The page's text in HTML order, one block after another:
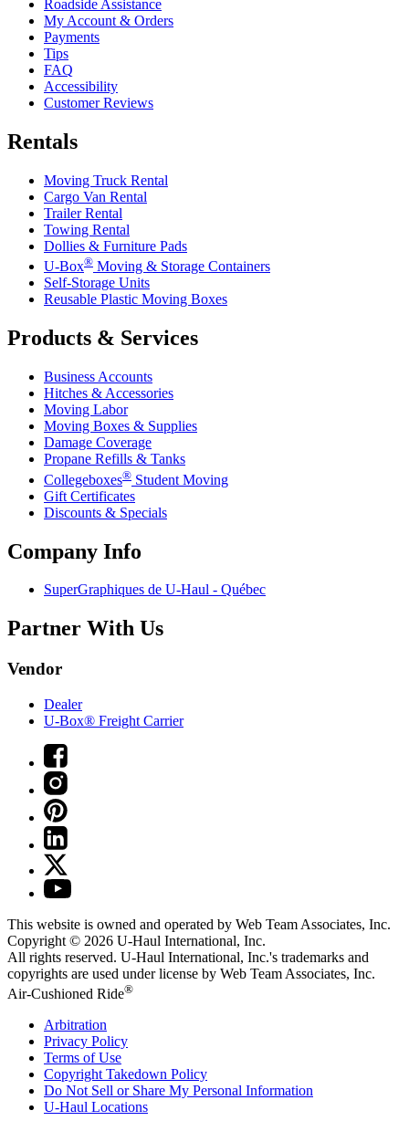
Roadside Assistance
My Account & Orders
Payments
Tips
FAQ
Accessibility
Customer Reviews
Rentals
Moving Truck Rental
Cargo Van Rental
Trailer Rental
Towing Rental
Dollies & Furniture Pads
U-Box® Moving & Storage Containers
Self-Storage Units
Reusable Plastic Moving Boxes
Products & Services
Business Accounts
Hitches & Accessories
Moving Labor
Moving Boxes & Supplies
Damage Coverage
Propane Refills & Tanks
Collegeboxes® Student Moving
Gift Certificates
Discounts & Specials
Company Info
SuperGraphiques de U-Haul - Québec
Partner With Us
Vendor
Dealer
U-Box® Freight Carrier
This website is owned and operated by Web Team Associates, Inc.
Copyright © 2026 U-Haul International, Inc.
All rights reserved. U-Haul International, Inc.'s trademarks and
copyrights are used under license by Web Team Associates, Inc.
Air-Cushioned Ride®
Arbitration
Privacy Policy
Terms of Use
Copyright Takedown Policy
Do Not Sell or Share My Personal Information
U-Haul Locations